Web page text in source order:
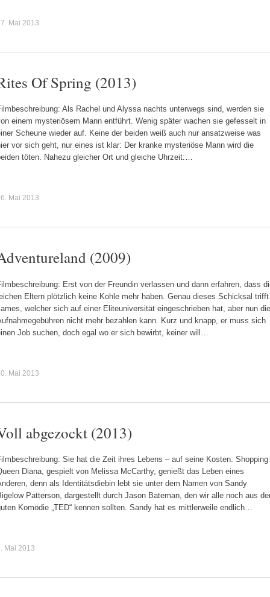
Mai 2013
Of Spring (2013)
Als Rachel und Alyssa nachts unterwegs sind, werden sie
einem mysteriösem Mann entführt. Wenig später wachen sie gefesselt in
Scheune wieder auf. Keine der beiden weiß auch nur ansatzweise was
vor sich geht, nur eines ist klar: Der kranke mysteriöse Mann wird die
töten. Nahezu gleicher Ort und gleiche Uhrzeit:…
Mai 2013
(2009)
Erst von der Freundin verlassen und dann erfahren, dass
Eltern plötzlich keine Kohle mehr haben. Genau dieses Schicksal trifft
welcher sich auf einer Eliteuniversität eingeschrieben hat, aber nun die
nicht mehr bezahlen kann. Kurz und knapp, er muss sich
Job suchen, doch egal wo er sich bewirbt, keiner will…
Mai 2013
abgezockt (2013)
Sie hat die Zeit ihres Lebens – auf seine Kosten. Shopping
Diana, gespielt von Melissa McCarthy, genießt das Leben eines
denn als Identitätsdiebin lebt sie unter dem Namen von Sandy
Patterson, dargestellt durch Jason Bateman, den wir alle noch aus
Komödie „TED“ kennen sollten. Sandy hat es mittlerweile endlich…
Mai 2013